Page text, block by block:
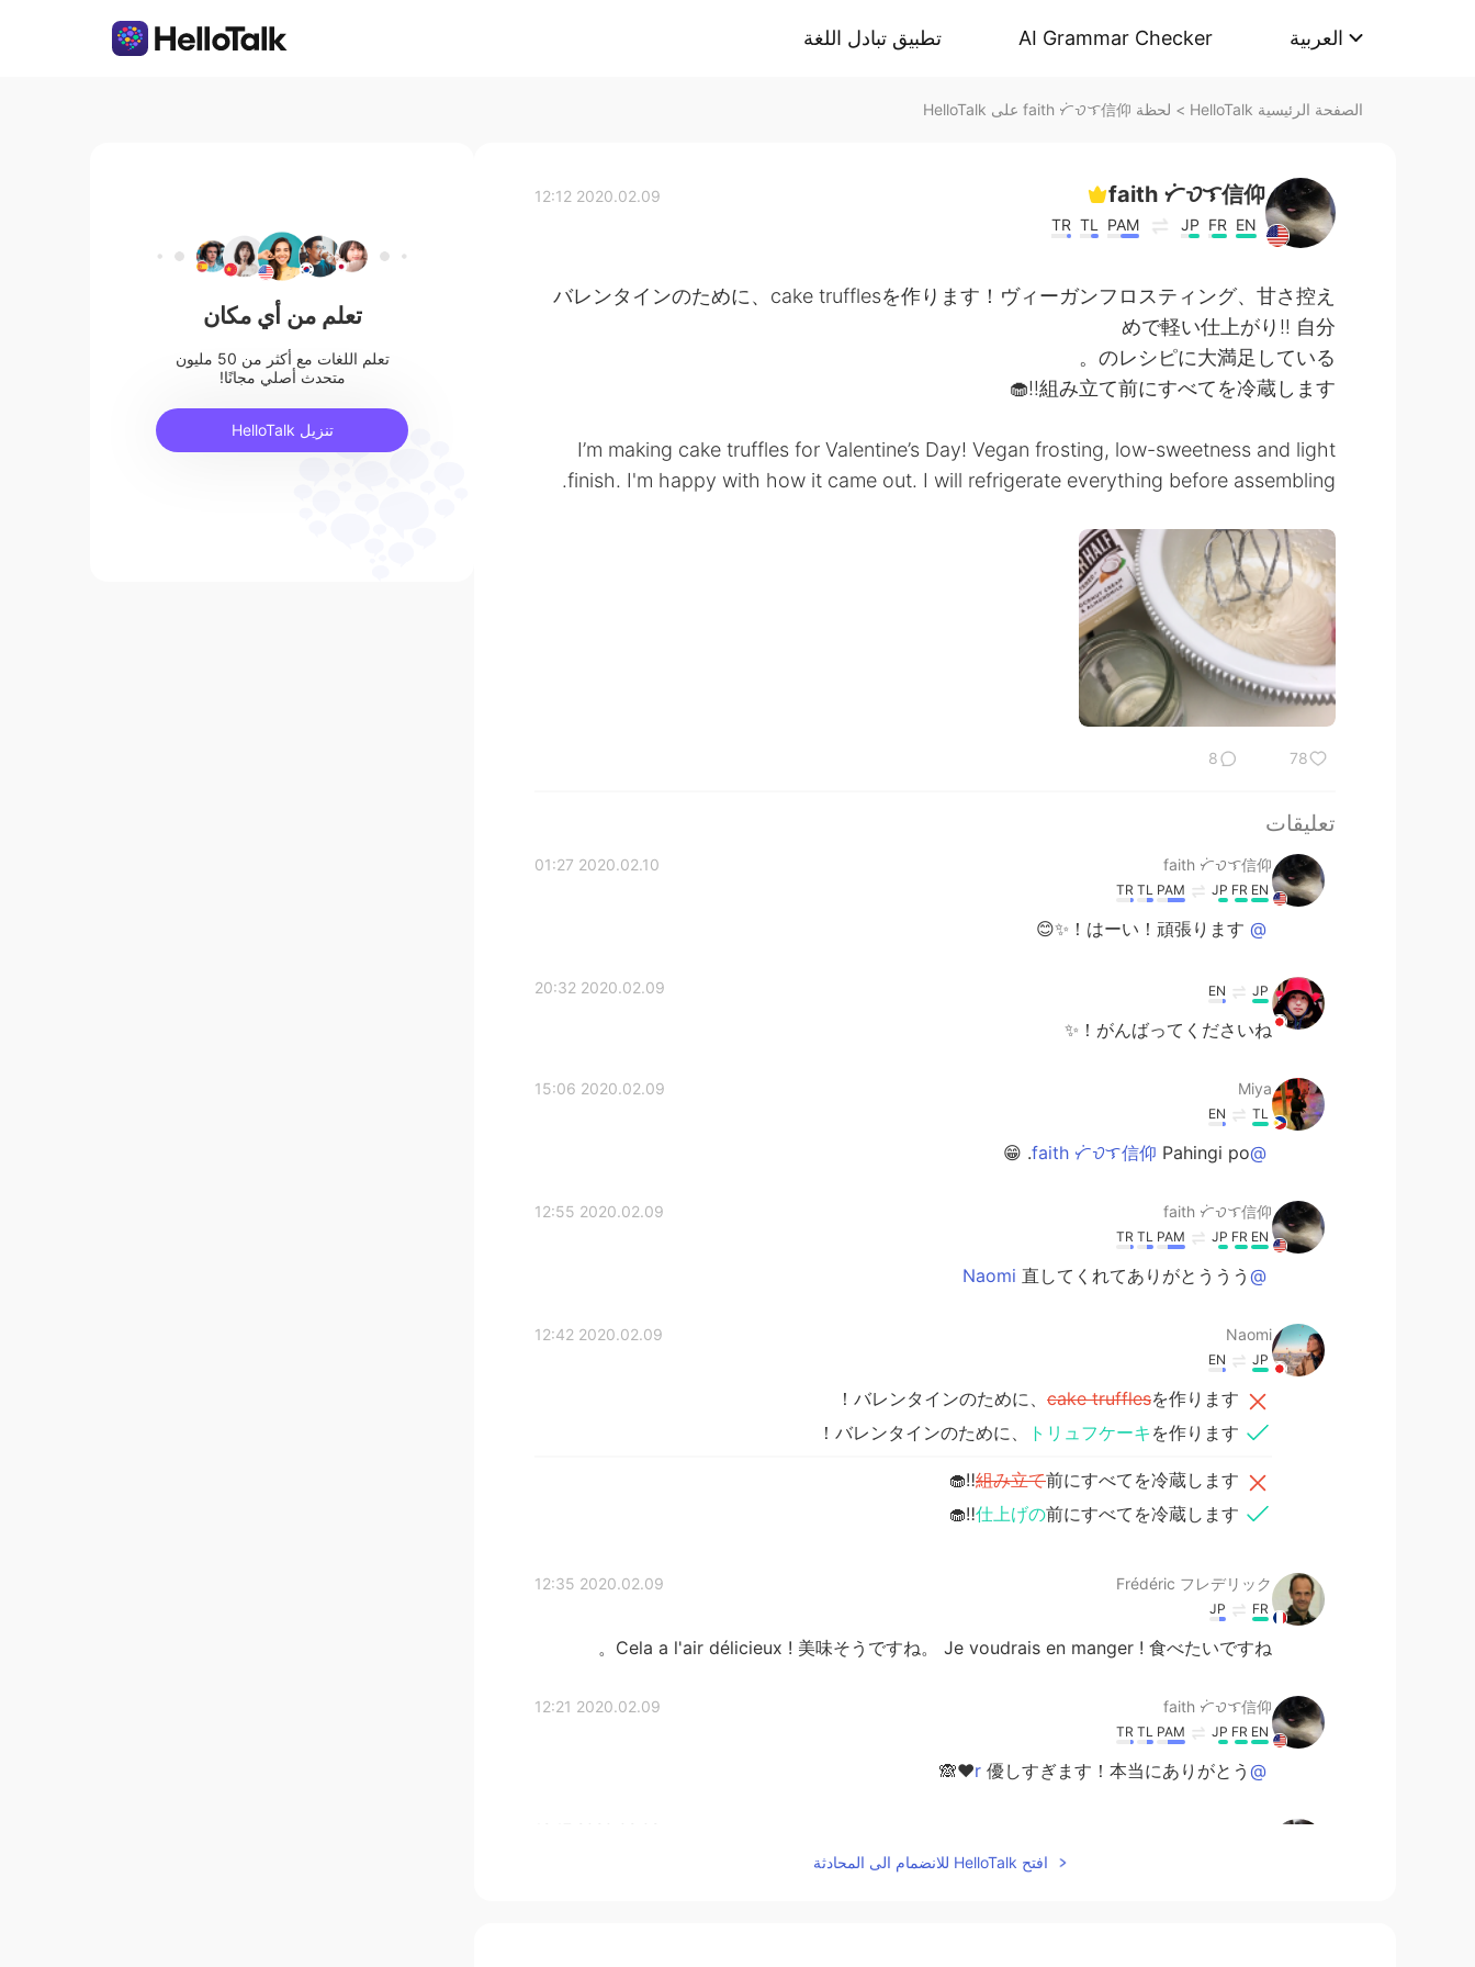
تطبيق تبادل اللغة AI Grammar Checker العربية
الصفحة الرئيسية HelloTalk > لحظة faith ᜆᜒᜏᜎ信仰 على HelloTalk
faith ᜆᜒᜏᜎ信仰
EN
FR
JP
PAM
TL
TR
2020.02.09 12:12
バレンタインのために、cake trufflesを作ります！ヴィーガンフロスティング、甘さ控え
めで軽い仕上がり‼︎ 自分
のレシピに大満足している。
組み立て前にすべてを冷蔵します‼︎🧁
I’m making cake truffles for Valentine’s Day! Vegan frosting, low-sweetness and light
finish. I'm happy with how it came out. I will refrigerate everything before assembling.
78
8
تعليقات
faith ᜆᜒᜏᜎ信仰
2020.02.10 01:27
EN
FR
JP
PAM
TL
TR
@
2020.02.09 20:32 JP
EN
がんばってくださいね！✨
Miya
2020.02.09 15:06
TL
EN
@faith ᜆᜒᜏᜎ信仰
Pahingi po. 😁
faith ᜆᜒᜏᜎ信仰
2020.02.09 12:55
EN
FR
JP
PAM
TL
TR
@Naomi
直してくれてありがとううう
Naomi
2020.02.09 12:42
JP
EN
バレンタインのために、 cake trufflesを作ります！
バレンタインのために、
トリュフケーキ を作ります！
組み立て前にすべてを冷蔵します‼︎🧁
仕上げの前にすべてを冷蔵します‼︎🧁
Frédéric フレデリック
2020.02.09 12:35
FR
JP
Cela a l'air délicieux ! 美味そうですね。 Je voudrais en manger ! 食べたいですね。
faith ᜆᜒᜏᜎ信仰
2020.02.09 12:21
EN
FR
JP
PAM
TL
TR
@r
優しすぎます！本当にありがとう❤️🙈
افتح HelloTalk للانضمام الى المحادثة
تعلم من أي مكان
تعلم اللغات مع أكثر من 50 مليون
متحدث أصلي مجانًا!
تنزيل HelloTalk